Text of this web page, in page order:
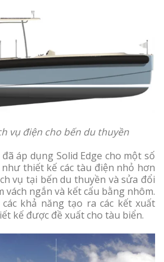
vụ điện cho bến du thuyền
áp dụng Solid Edge cho một số
thiết kế các tàu điện nhỏ hơn
vụ tại bến du thuyền và sửa đổi
vách ngắn và kết cấu bằng nhôm.
khả năng tạo ra các kết xuất
kế được đề xuất cho tàu biển.